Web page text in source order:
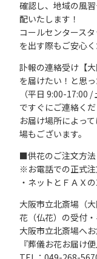
確認し、地域の風
配いたします！
コールセンタース
を出す際もご安心く
訃報の連絡受け【
を届けたい！と思
（平日 9:00-17:00
ですぐにご連絡くだ
お届け場所によっ
場もございます。
■供花のご注文方法
※お電話での正式注
・ネットとＦＡＸ
大阪市立北斎場（
花（仏花）の受付・
大阪市立北斎場へ
『葬儀お花お届け便